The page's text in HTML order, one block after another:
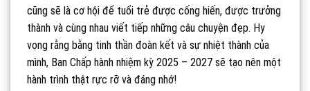
cũng sẽ là cơ hội để tuổi trẻ được cống hiến, được trưởng
thành và cùng nhau viết tiếp những câu chuyện đẹp. Hy
vọng rằng bằng tinh thần đoàn kết và sự nhiệt thành của
mình, Ban Chấp hành nhiệm kỳ 2025 – 2027 sẽ tạo nên một
hành trình thật rực rỡ và đáng nhớ!